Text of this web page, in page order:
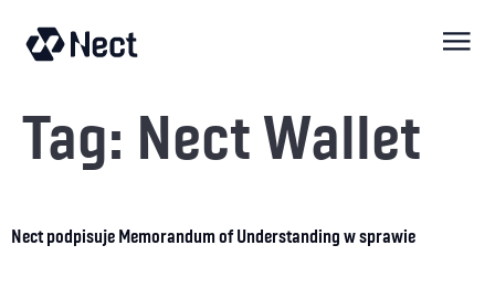
treści
Tag: Nect Wallet
Nect podpisuje Memorandum of Understanding w sprawie